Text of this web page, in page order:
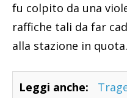
fu colpito da una
raffiche tali da far
alla stazione in quota.
Leggi anche: